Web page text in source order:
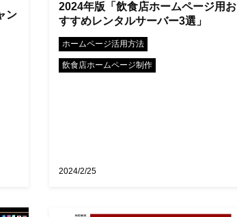
ン
2024年版「飲食店ホームページ用お
すすめレンタルサーバー3選」
ホームページ活用方法
飲食店ホームページ制作
2024/2/25